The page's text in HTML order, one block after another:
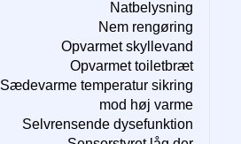
Natbelysning
Nem rengøring
Opvarmet skyllevand
Opvarmet toiletbræt
Sædevarme temperatur sikring
mod høj varme
Selvrensende dysefunktion